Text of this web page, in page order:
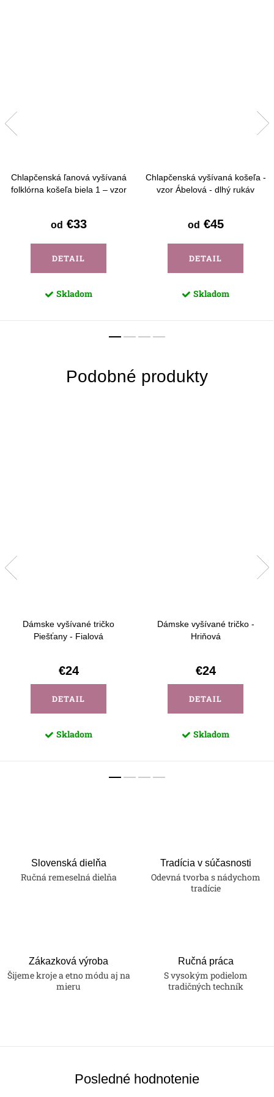
Chlapčenská ľanová vyšívaná
folklórna košeľa biela 1 – vzor
od €33
DETAIL
Skladom
Chlapčenská vyšívaná košeľa -
vzor Ábelová - dlhý rukáv
od €45
DETAIL
Skladom
Dámske vyšívané tričko
Piešťany - Fialová
€24
DETAIL
Skladom
Dámske vyšívané tričko -
Hriňová
€24
DETAIL
Skladom
Slovenská dielňa
Ručná remeselná dielňa
Tradícia v súčasnosti
Odevná tvorba s nádychom
tradície
Zákazková výroba
Šijeme kroje a etno módu aj na
mieru
Ručná práca
S vysokým podielom
tradičných techník
Posledné hodnotenie